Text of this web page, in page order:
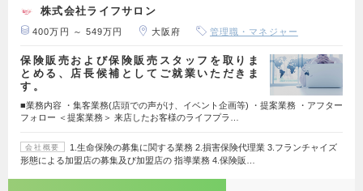
株式会社ライフサロン
400万円 ～ 549万円 大阪府 管理職・マネジャー
保険販売および保険販売スタッフを取りま
とめる、店長候補としてご就業いただきま
す。
■業務内容 ・集客業務(店頭での声がけ、イベント企画等) ・提案業務 ・アフター
フォロー ＜提案業務＞ 来店したお客様のライフプラ…
会社概要
1.生命保険の募集に関する業務 2.損害保険代理業 3.フランチャイズ
形態による加盟店の募集及び加盟店の 指導業務 4.保険販…